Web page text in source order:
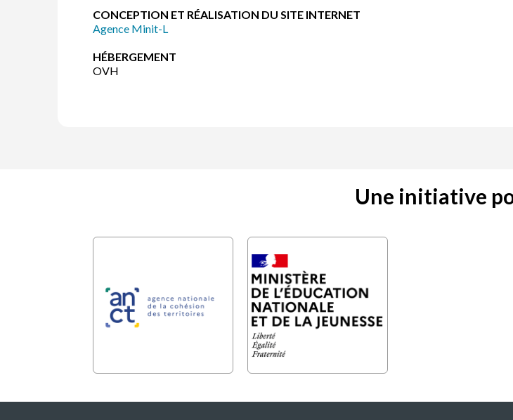
CONCEPTION ET RÉALISATION DU SITE INTERNET
Agence Minit-L
HÉBERGEMENT
OVH
Une initiative